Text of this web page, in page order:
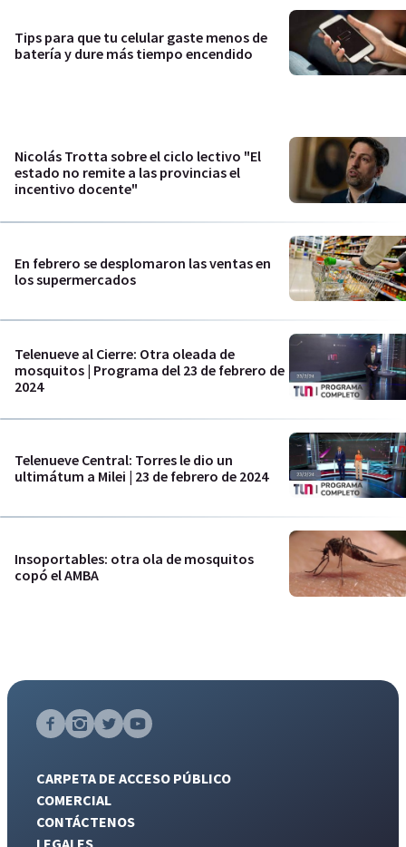
Tips para que tu celular gaste menos de
batería y dure más tiempo encendido
Nicolás Trotta sobre el ciclo lectivo "El
estado no remite a las provincias el
incentivo docente"
En febrero se desplomaron las ventas en
los supermercados
Telenueve al Cierre: Otra oleada de
mosquitos | Programa del 23 de febrero de
2024
Telenueve Central: Torres le dio un
ultimátum a Milei | 23 de febrero de 2024
Insoportables: otra ola de mosquitos
copó el AMBA
CARPETA DE ACCESO PÚBLICO
COMERCIAL
CONTÁCTENOS
LEGALES